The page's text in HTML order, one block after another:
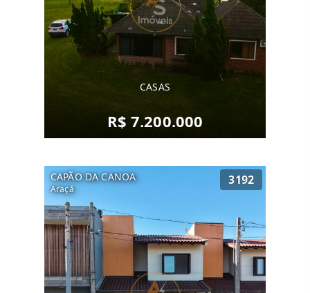
CASAS
R$ 7.200.000
CAPÃO DA CANOA
Araçá
3192